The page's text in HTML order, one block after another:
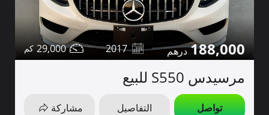
188,000
2017
29,000
مرسيدس S550 للبيع
تواصل التفاصيل مشاركة